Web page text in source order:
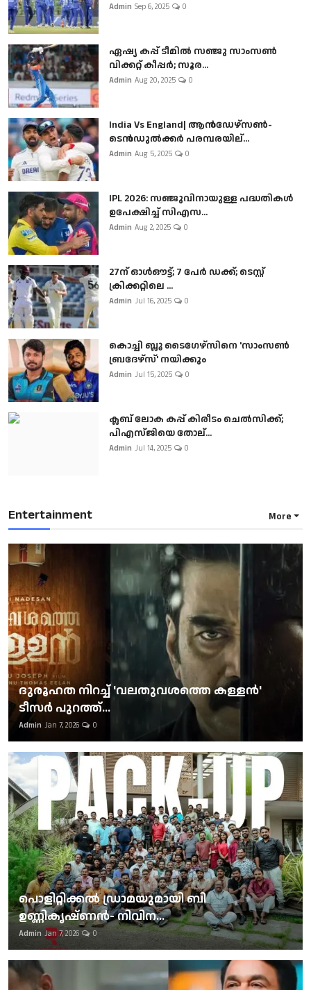
Admin Sep 6, 2025 0
ഏഷ്യ കപ്പ് ടീമിൽ സഞ്ജു സാംസൺ
വിക്കറ്റ് കീപ്പർ; സൂര...
Admin Aug 20, 2025 0
India Vs England| ആൻഡേഴ്സൺ-
ടെൻഡുല്‍ക്കർ പരമ്പരയില്...
Admin Aug 5, 2025 0
IPL 2026: സഞ്ജുവിനായുള്ള പദ്ധതികൾ
ഉപേക്ഷിച്ച് സിഎസ...
Admin Aug 2, 2025 0
27ന് ഓൾഔട്ട്; 7 പേർ ഡക്ക്; ടെസ്റ്റ്
ക്രിക്കറ്റിലെ ...
Admin Jul 16, 2025 0
കൊച്ചി ബ്ലൂ ടൈഗേഴ്സിനെ 'സാംസൺ
ബ്രദേഴ്സ്' നയിക്കും
Admin Jul 15, 2025 0
ക്ലബ് ലോക കപ്പ് കിരീടം ചെല്‍സിക്ക്;
പിഎസ്ജിയെ തോല്...
Admin Jul 14, 2025 0
Entertainment More
ദുരൂഹത നിറച്ച് 'വലതുവശത്തെ കള്ളന്‍'
ടീസര്‍ പുറത്ത്...
Admin Jan 7, 2026 0
പൊളിറ്റിക്കല്‍ ഡ്രാമയുമായി ബി
ഉണ്ണികൃഷ്ണന്‍- നിവിന...
Admin Jan 7, 2026 0